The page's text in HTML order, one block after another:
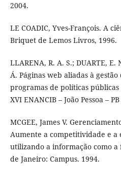
2004.
LE COADIC, Yves-François. A
Briquet de Lemos Livros, 1996.
LLARENA, R. A. S.; DUARTE, E.
Á. Páginas web aliadas à
programas de políticas
XVI ENANCIB – João Pessoa –
MCGEE, James V.
Aumente a competitividade e a
utilizando a informação como
de Janeiro: Campus. 1994.